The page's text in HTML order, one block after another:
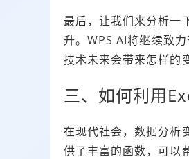
最后，让我们来分析一
升。WPS AI将继续致
技术未来会带来怎样的
三、如何利用
在现代社会，数据分析
供了丰富的函数，可以